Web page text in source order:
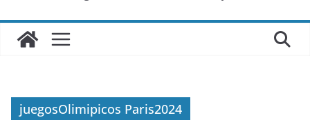
juegosOlimipicos Paris2024